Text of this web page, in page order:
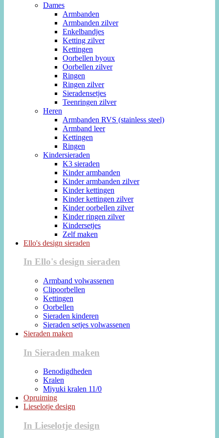
Dames
Armbanden
Armbanden zilver
Enkelbandjes
Ketting zilver
Kettingen
Oorbellen byoux
Oorbellen zilver
Ringen
Ringen zilver
Sieradensetjes
Teenringen zilver
Heren
Armbanden RVS (stainless steel)
Armband leer
Kettingen
Ringen
Kindersieraden
K3 sieraden
Kinder armbanden
Kinder armbanden zilver
Kinder kettingen
Kinder kettingen zilver
Kinder oorbellen zilver
Kinder ringen zilver
Kindersetjes
Zelf maken
Ello's design sieraden
In Ello's design sieraden
Armband volwassenen
Clipoorbellen
Kettingen
Oorbellen
Sieraden kinderen
Sieraden setjes volwassenen
Sieraden maken
In Sieraden maken
Benodigdheden
Kralen
Miyuki kralen 11/0
Opruiming
Lieselotje design
In Lieselotje design